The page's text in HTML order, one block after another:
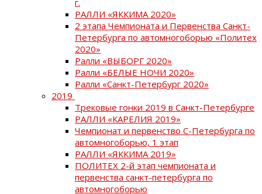
РАЛЛИ «ЯККИМА 2020»
2 этапа Чемпионата и Первенства Санкт-
Петербурга по автомногоборью «Политех
2020»
Ралли «ВЫБОРГ 2020»
Ралли «БЕЛЫЕ НОЧИ 2020»
Ралли «Санкт-Петербург 2020»
2019
Трековые гонки 2019 в Санкт-Петербурге
РАЛЛИ «КАРЕЛИЯ 2019»
Чемпионат и первенство С-Петербурга по
автомногоборью, 1 этап
РАЛЛИ «ЯККИМА 2019»
ПОЛИТЕХ 2-й этап чемпионата и
первенства санкт-петербурга по
автомногоборью